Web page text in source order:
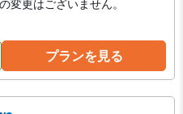
変更はございません。
プランを見る